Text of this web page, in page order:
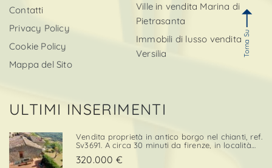
Contatti
Privacy Policy
Cookie Policy
Mappa del Sito
Ville in vendita Marina di
Pietrasanta
Immobili di lusso vendita
Versilia
ULTIMI INSERIMENTI
Vendita proprietà in antico borgo nel chianti, ref.
Sv3691. A circa 30 minuti da firenze, in località
cintoia greve in chianti , inserito in un borgo
medievale immerso nella natura, proponiamo in
320.000 €
Torna Su